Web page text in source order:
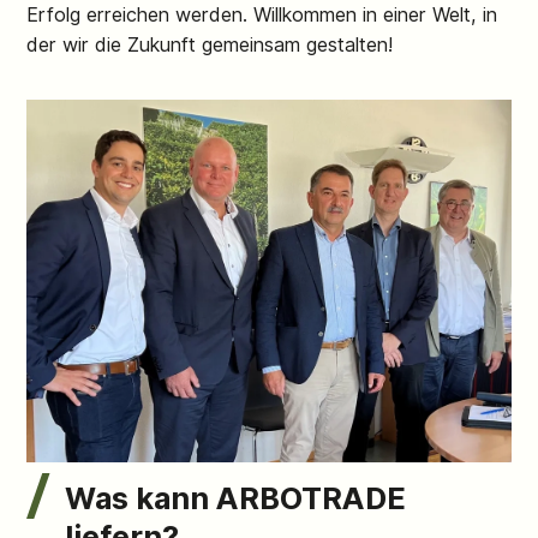
Erfolg erreichen werden. Willkommen in einer Welt, in
der wir die Zukunft gemeinsam gestalten!
Was kann ARBOTRADE